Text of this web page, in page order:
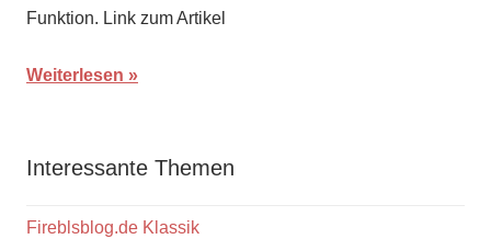
Funktion. Link zum Artikel
Weiterlesen
Interessante Themen
Fireblsblog.de Klassik